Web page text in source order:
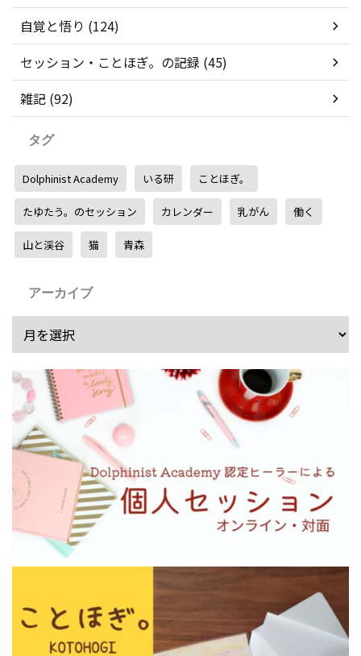
自覚と悟り (124)
セッション・ことほぎ。の記録 (45)
雑記 (92)
タグ
Dolphinist Academy いる研 ことほぎ。
たゆたう。のセッション カレンダー 乳がん 働く
山と渓谷 猫 青森
アーカイブ